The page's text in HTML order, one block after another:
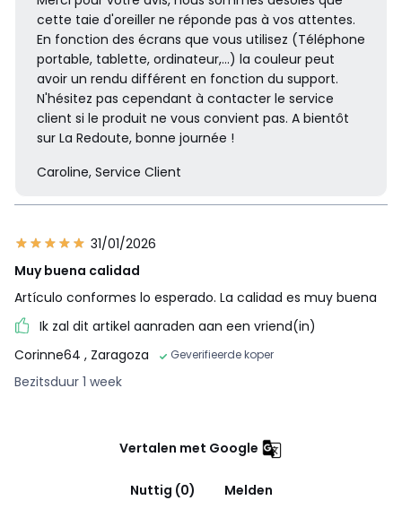
cette taie d'oreiller ne réponde pas à vos attentes.
En fonction des écrans que vous utilisez (Téléphone
portable, tablette, ordinateur,...) la couleur peut
avoir un rendu différent en fonction du support.
N'hésitez pas cependant à contacter le service
client si le produit ne vous convient pas. A bientôt
sur La Redoute, bonne journée !
Caroline, Service Client
31/01/2026
Muy buena calidad
Artículo conformes lo esperado. La calidad es muy buena
Ik zal dit artikel aanraden aan een vriend(in)
Corinne64 , Zaragoza Geverifieerde koper
Bezitsduur 1 week
Vertalen met Google
Nuttig (0)
Melden